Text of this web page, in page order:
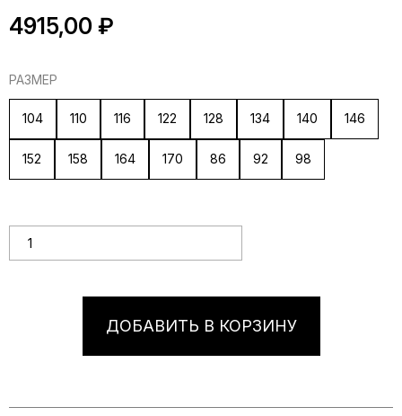
4915,00 ₽
РАЗМЕР
104 110 116 122 128 134 140 146
152 158 164 170 86 92 98
ДОБАВИТЬ В КОРЗИНУ